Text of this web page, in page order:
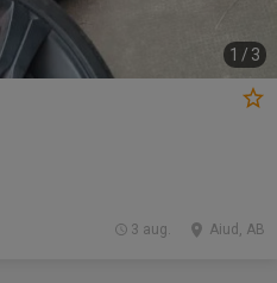
1 / 3
Aiud, AB
3 aug.